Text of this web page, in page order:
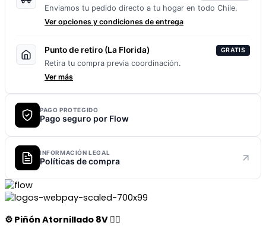
Enviamos tu pedido directo a tu hogar en todo Chile.
Ver opciones y condiciones de entrega
Punto de retiro (La Florida) GRATIS
Retira tu compra previa coordinación.
Ver más
PAGO PROTEGIDO
Pago seguro por Flow
INFORMACIÓN LEGAL
Políticas de compra
⚙️ Piñón Atornillado 8V 🚴‍♂️